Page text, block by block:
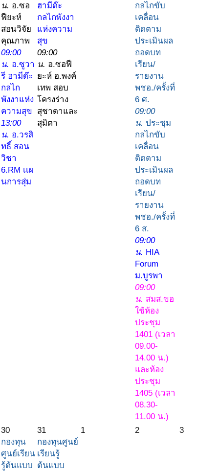
น. อ.ซอ
ฟียะห์
สอนวิจัย
คุณภาพ
09:00
น. อ.ซูวา
รี ฮามีด๊ะ
กลไก
พังงาแห่ง
ความสุข
13:00
น. อ.วรสิ
ทธิ์ สอน
วิชา
6.RM เเผ
นการสุ่ม
ฮามีด๊ะ
กลไกพังงา
แห่งความ
สุข
09:00
น. อ.ซอฟี
ยะห์ อ.พงค์
เทพ สอบ
โครงร่าง
สุชาดาและ
สุมิตา
กลไกขับ
เคลื่อน
ติดตาม
ประเมินผล
ถอดบท
เรียน/
รายงาน
พชอ./ครั้งที่
6 ศ.
09:00
น. ประชุม
กลไกขับ
เคลื่อน
ติดตาม
ประเมินผล
ถอดบท
เรียน/
รายงาน
พชอ./ครั้งที่
6 ส.
09:00
น. HIA
Forum
ม.บูรพา
09:00
น. สมส.ขอ
ใช้ห้อง
ประชุม
1401 (เวลา
09.00-
14.00 น.)
และห้อง
ประชุม
1405 (เวลา
08.30-
11.00 น.)
30
กองทุน
ศูนย์เรียน
รู้ต้นแบบ
31
กองทุนศูนย์
เรียนรู้
ต้นแบบ
1 2 3